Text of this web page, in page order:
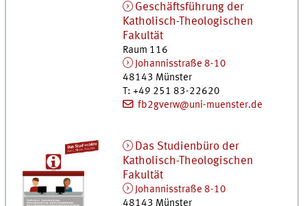
Geschäftsführung der
Katholisch-Theologischen
Fakultät
Raum 116
Johannisstraße 8-10
48143 Münster
T: +49 251 83-22620
fb2gverw@uni-muenster.de
Das Studienbüro der
Katholisch-Theologischen
Fakultät
Johannisstraße 8-10
48143 Münster